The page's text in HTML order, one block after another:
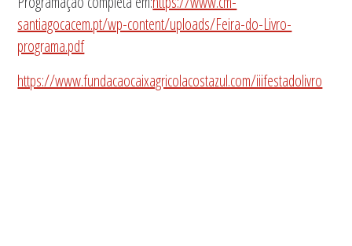
santiagocacem.pt/wp-content/uploads/Feira-do-Livro-
programa.pdf
https://www.fundacaocaixagricolacostazul.com/iiifestadolivro